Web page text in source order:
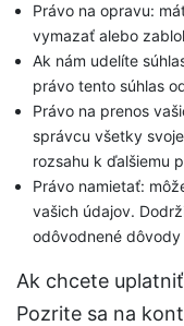
Právo na opravu:
vymazať alebo
Ak nám udelíte
právo tento súhlas
Právo na prenos
správcu všetky
rozsahu k ďalšiemu
Právo namietať:
vašich údajov.
odôvodnené
Ak chcete
Pozrite sa na